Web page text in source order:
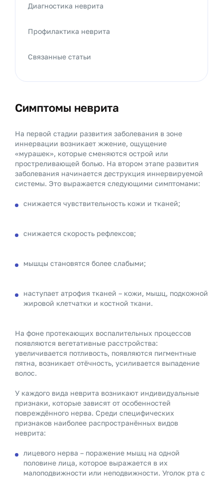
Симптомы неврита
На первой стадии развития заболевания в зоне
иннервации возникает жжение, ощущение
«мурашек», которые сменяются острой или
простреливающей болью. На втором этапе развития
заболевания начинается деструкция иннервируемой
системы. Это выражается следующими симптомами:
снижается чувствительность кожи и тканей;
снижается скорость рефлексов;
мышцы становятся более слабыми;
наступает атрофия тканей – кожи, мышц, подкожной
жировой клетчатки и костной ткани.
На фоне протекающих воспалительных процессов
появляются вегетативные расстройства:
увеличивается потливость, появляются пигментные
пятна, возникает отёчность, усиливается выпадение
волос.
У каждого вида неврита возникают индивидуальные
признаки, которые зависят от особенностей
повреждённого нерва. Среди специфических
признаков наиболее распространённых видов
неврита:
лицевого нерва – поражение мышц на одной
половине лица, которое выражается в их
малоподвижности или неподвижности. Уголок рта с
Диагностика неврита
Профилактика неврита
Связанные статьи